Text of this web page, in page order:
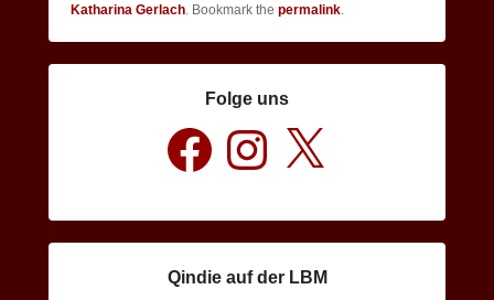
Katharina Gerlach. Bookmark the permalink.
Folge uns
Facebook Instagram
Qindie auf der LBM